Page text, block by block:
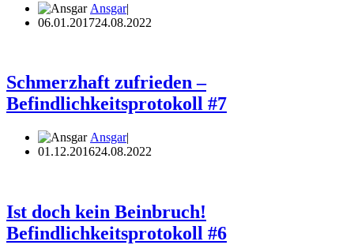
Ansgar
06.01.201724.08.2022
Schmerzhaft zufrieden –
Befindlichkeitsprotokoll #7
Ansgar
01.12.201624.08.2022
Ist doch kein Beinbruch!
Befindlichkeitsprotokoll #6